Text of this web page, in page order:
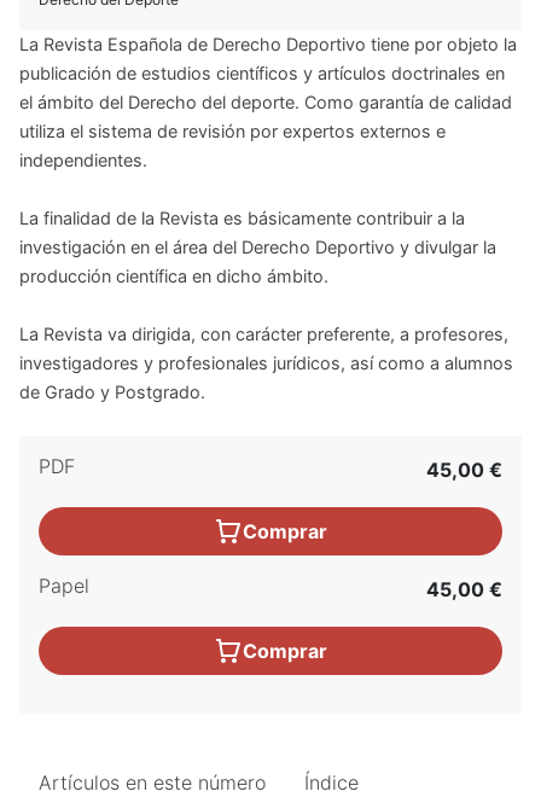
La Revista Española de Derecho Deportivo tiene por objeto la
publicación de estudios científicos y artículos doctrinales en
el ámbito del Derecho del deporte. Como garantía de calidad
utiliza el sistema de revisión por expertos externos e
independientes.
La finalidad de la Revista es básicamente contribuir a la
investigación en el área del Derecho Deportivo y divulgar la
producción científica en dicho ámbito.
La Revista va dirigida, con carácter preferente, a profesores,
investigadores y profesionales jurídicos, así como a alumnos
de Grado y Postgrado.
PDF 45,00 €
Comprar
Papel 45,00 €
Comprar
Artículos en este número Índice